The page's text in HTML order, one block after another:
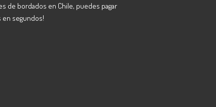
de bordados en Chile, puedes pagar
segundos!